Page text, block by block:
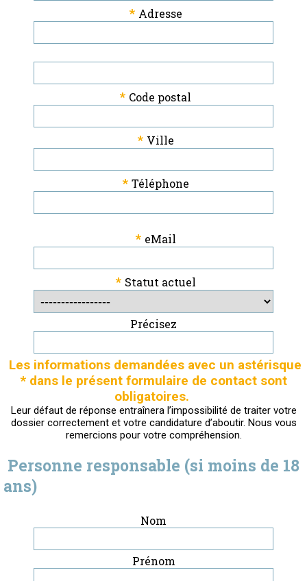
* Adresse
* Code postal
* Ville
* Téléphone
* eMail
* Statut actuel
Précisez
Les informations demandées avec un astérisque
* dans le présent formulaire de contact sont
obligatoires.
Leur défaut de réponse entraînera l’impossibilité de traiter votre
dossier correctement et votre candidature d’aboutir. Nous vous
remercions pour votre compréhension.
Personne responsable (si moins de 18
ans)
Nom
Prénom